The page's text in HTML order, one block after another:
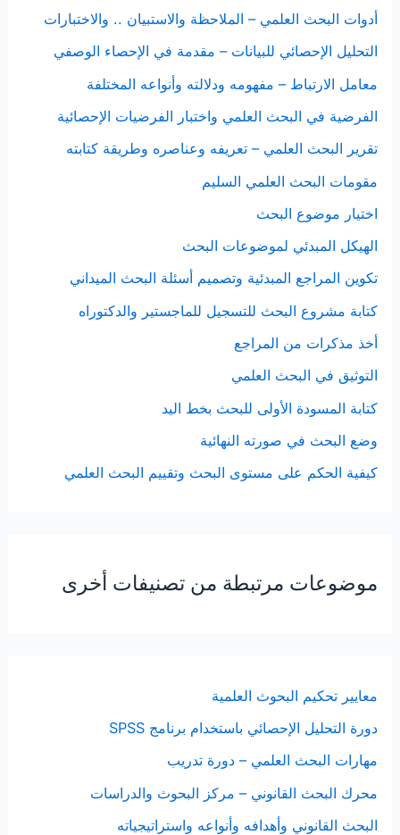
أدوات البحث العلمي – الملاحظة والاستبيان .. والاختبارات
التحليل الإحصائي للبيانات – مقدمة في الإحصاء الوصفي
معامل الارتباط – مفهومه ودلالته وأنواعه المختلفة
الفرضية في البحث العلمي واختبار الفرضيات الإحصائية
تقرير البحث العلمي – تعريفه وعناصره وطريقة كتابته
مقومات البحث العلمي السليم
اختيار موضوع البحث
الهيكل المبدئي لموضوعات البحث
تكوين المراجع المبدئية وتصميم أسئلة البحث الميداني
كتابة مشروع البحث للتسجيل للماجستير والدكتوراه
أخذ مذكرات من المراجع
التوثيق في البحث العلمي
كتابة المسودة الأولى للبحث بخط اليد
وضع البحث في صورته النهائية
كيفية الحكم على مستوى البحث وتقييم البحث العلمي
موضوعات مرتبطة من تصنيفات أخرى
معايير تحكيم البحوث العلمية
دورة التحليل الإحصائي باستخدام برنامج SPSS
مهارات البحث العلمي – دورة تدريب
محرك البحث القانوني – مركز البحوث والدراسات
البحث القانوني وأهدافه وأنواعه واستراتيجياته